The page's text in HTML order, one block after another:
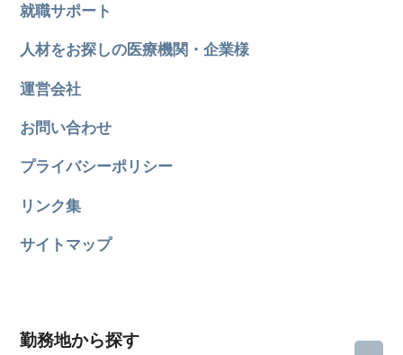
就職サポート
人材をお探しの医療機関・企業様
運営会社
お問い合わせ
プライバシーポリシー
リンク集
サイトマップ
勤務地から探す